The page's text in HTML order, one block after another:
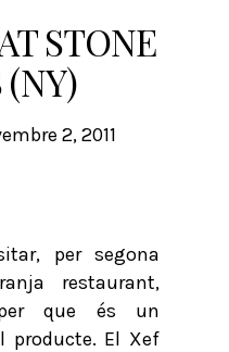
STONE
(NY)
2, 2011
per segona
restaurant,
que és un
El Xef